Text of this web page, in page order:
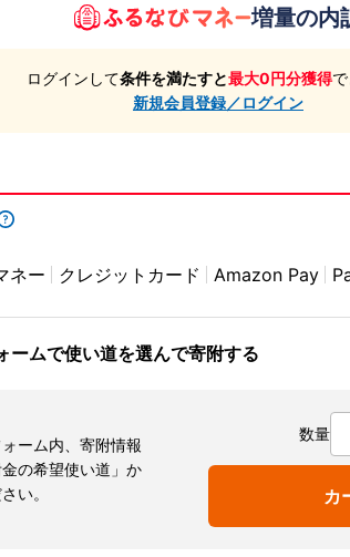
増量の内
ログインして条件を満たすと最大0円分獲得で
新規会員登録／ログイン
ネー クレジットカード Amazon Pay
ームで使い道を選んで寄附する
ーム内、寄附情報
の希望使い道」か
い。
数量
カ